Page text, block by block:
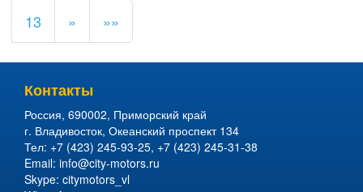
13 » »»
Контакты
Россия, 690002, Приморский край
г. Владивосток, Океанский проспект 134
Тел: +7 (423) 245-93-25, +7 (423) 245-31-38
Email: info@city-motors.ru
Skype: citymotors_vl